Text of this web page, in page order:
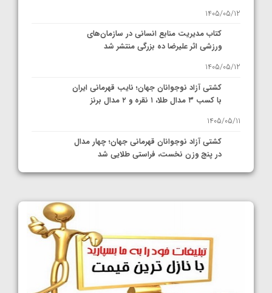
1405/05/12
کتاب مدیریت منابع انسانی در سازمان‌های
ورزشی اثر علیرضا ده بزرگی منتشر شد
1405/05/12
کشتی آزاد نوجوانان جهان؛ نایب قهرمانی ایران
با کسب ۳ مدال طلا، ۱ نقره و ۲ مدال برنز
1405/05/11
کشتی آزاد نوجوانان قهرمانی جهان؛ چهار مدال
در پنج وزن نخست، فراستی طلایی شد
1405/05/11
کشتی آزاد نوجوانان جهان؛ رقبای نمایندگان
ایران مشخص شدند
1405/05/08